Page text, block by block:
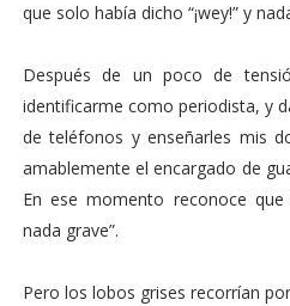
que solo había dicho “¡wey!” y
Después de un poco de
identificarme como periodista, y
de teléfonos y enseñarles mis
amablemente el encargado de
En ese momento reconoce
nada grave”.
Pero los lobos grises recorrían